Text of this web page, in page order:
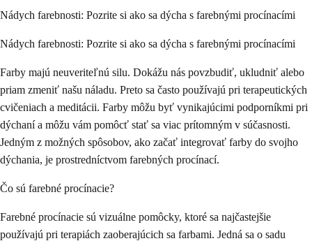
Nádych farebnosti: Pozrite si ako sa dýcha s farebnými procínacími
Nádych farebnosti: Pozrite si ako sa dýcha s farebnými procínacími
Farby majú neuveriteľnú silu. Dokážu nás povzbudiť, ukludniť alebo
priam zmeniť našu náladu. Preto sa často používajú pri terapeutických
cvičeniach a meditácii. Farby môžu byť vynikajúcimi podporníkmi pri
dýchaní a môžu vám pomôcť stať sa viac prítomným v súčasnosti.
Jedným z možných spôsobov, ako začať integrovať farby do svojho
dýchania, je prostredníctvom farebných procínací.
Čo sú farebné procínacie?
Farebné procínacie sú vizuálne pomôcky, ktoré sa najčastejšie
používajú pri terapiách zaoberajúcich sa farbami. Jedná sa o sadu